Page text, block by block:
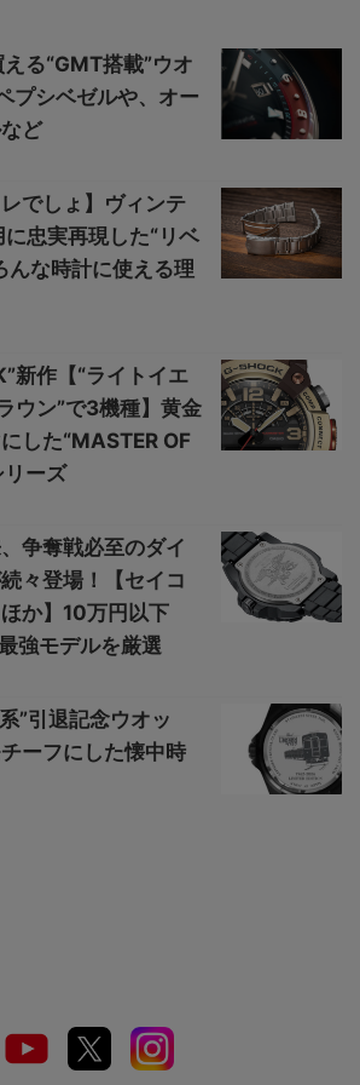
える“GMT搭載”ウオ
プシベゼルや、オー
ど
レでしょ】ヴィンテ
忠実再現した“リベ
んな時計に使える理
新作【“ライトイエ
ウン”で3機種】黄金
した“MASTER OF
リーズ
争奪戦必至のダイ
々登場！【セイコ
か】10万円以下
強モデルを厳選
”引退記念ウオッ
ーフにした懐中時